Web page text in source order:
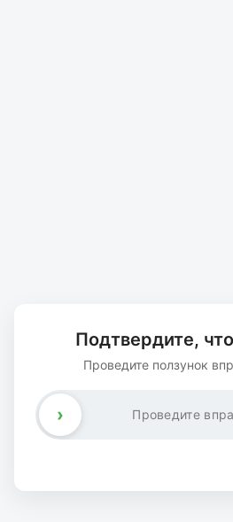
Подтвердите,
Проведите ползунок
Проведите
›